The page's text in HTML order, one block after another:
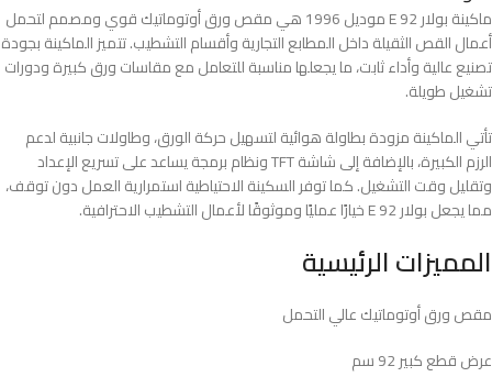
ماكينة بولار 92 E موديل 1996 هي مقص ورق أوتوماتيك قوي ومصمم لتحمل
أعمال القص الثقيلة داخل المطابع التجارية وأقسام التشطيب. تتميز الماكينة بجودة
تصنيع عالية وأداء ثابت، ما يجعلها مناسبة للتعامل مع مقاسات ورق كبيرة ودورات
تشغيل طويلة.
تأتي الماكينة مزودة بطاولة هوائية لتسهيل حركة الورق، وطاولات جانبية لدعم
الرزم الكبيرة، بالإضافة إلى شاشة TFT ونظام برمجة يساعد على تسريع الإعداد
وتقليل وقت التشغيل. كما توفر السكينة الاحتياطية استمرارية العمل دون توقف،
مما يجعل بولار 92 E خيارًا عمليًا وموثوقًا لأعمال التشطيب الاحترافية.
المميزات الرئيسية
مقص ورق أوتوماتيك عالي التحمل
عرض قطع كبير 92 سم